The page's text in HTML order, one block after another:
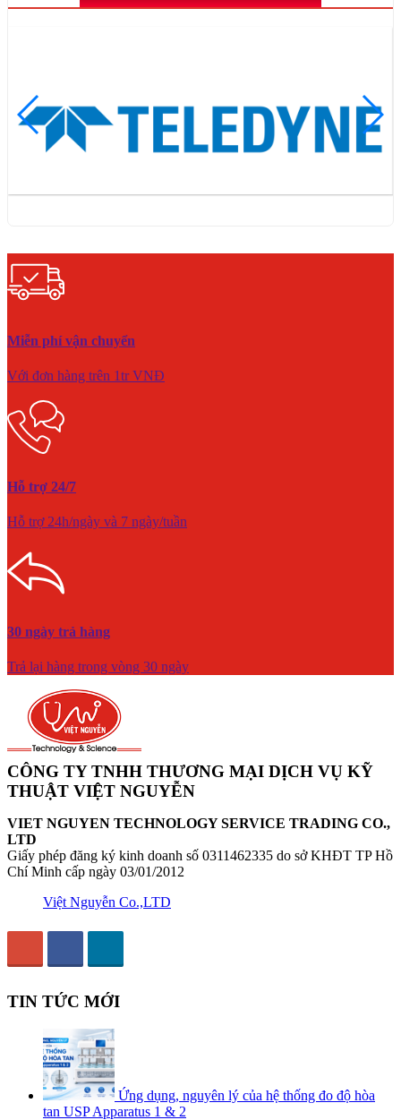
Miễn phí vận chuyển
Với đơn hàng trên 1tr VNĐ
Hỗ trợ 24/7
Hỗ trợ 24h/ngày và 7 ngày/tuần
30 ngày trả hàng
Trả lại hàng trong vòng 30 ngày
CÔNG TY TNHH THƯƠNG MẠI DỊCH VỤ KỸ
THUẬT VIỆT NGUYỄN
VIET NGUYEN TECHNOLOGY SERVICE TRADING CO.,
LTD
Giấy phép đăng ký kinh doanh số 0311462335 do sở KHĐT TP Hồ
Chí Minh cấp ngày 03/01/2012
Việt Nguyễn Co.,LTD
TIN TỨC MỚI
Ứng dụng, nguyên lý của hệ thống đo độ hòa
tan USP Apparatus 1 & 2